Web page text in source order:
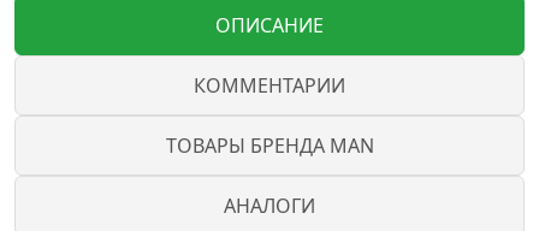
ОПИСАНИЕ
КОММЕНТАРИИ
ТОВАРЫ БРЕНДА MAN
АНАЛОГИ